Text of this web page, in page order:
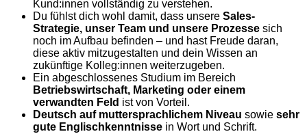
Kund:innen vollständig zu verstehen.
Du fühlst dich wohl damit, dass unsere Sales-
Strategie, unser Team und unsere Prozesse sich
noch im Aufbau befinden – und hast Freude daran,
diese aktiv mitzugestalten und dein Wissen an
zukünftige Kolleg:innen weiterzugeben.
Ein abgeschlossenes Studium im Bereich
Betriebswirtschaft, Marketing oder einem
verwandten Feld ist von Vorteil.
Deutsch auf muttersprachlichem Niveau sowie sehr
gute Englischkenntnisse in Wort und Schrift.